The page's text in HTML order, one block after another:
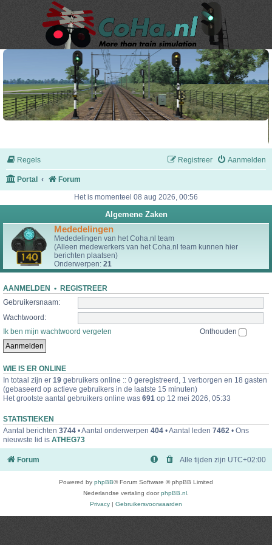
Regels Aanmelden
Registreer
Portal Forum
Het is momenteel 08 aug 2026, 00:56
Algemene Zaken
Mededelingen
Mededelingen van het Coha.nl team
(Alleen medewerkers van het Coha.nl team kunnen hier
berichten plaatsen)
Onderwerpen: 21
AANMELDEN • REGISTREER
Gebruikersnaam:
Wachtwoord:
Ik ben mijn wachtwoord vergeten
Onthouden
WIE IS ER ONLINE
In totaal zijn er 19 gebruikers online :: 0 geregistreerd, 1 verborgen en 18 gasten
(gebaseerd op actieve gebruikers in de laatste 15 minuten)
Het grootste aantal gebruikers online was 691 op 12 mei 2026, 05:33
STATISTIEKEN
Aantal berichten 3744 • Aantal onderwerpen 404 • Aantal leden 7462 • Ons
nieuwste lid is ATHEG73
Forum Alle tijden zijn UTC+02:00
Powered by phpBB® Forum Software © phpBB Limited
Nederlandse vertaling doorphpBB.nl
Privacy | Gebruikersvoorwaarden